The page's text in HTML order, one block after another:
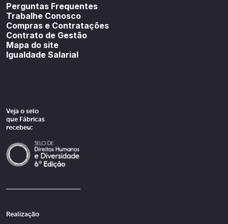
Perguntas Frequentes
Trabalhe Conosco
Compras e Contratações
Contrato de Gestão
Mapa do site
Igualdade Salarial
Veja o selo
que Fábricas
recebeu:
Realização